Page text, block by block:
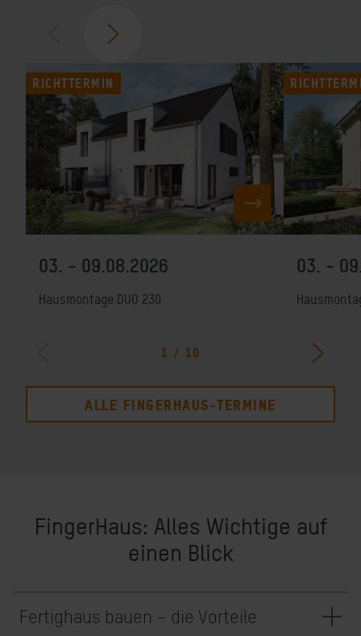
RICHTTERMIN
03. - 09.08.2026
Hausmontage DUO 230
ZUR
03. -
1 / 10
ALLE FINGERHAUS-TERMINE
FingerHaus: Alles Wichtige auf
einen Blick
Fertighaus bauen – die Vorteile